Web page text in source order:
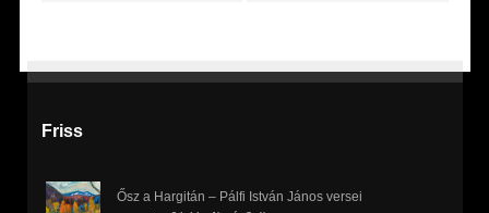
Friss
Ősz a Hargitán – Pálfi István János versei